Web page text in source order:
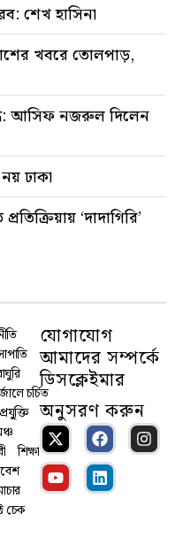
শেখ হাসিনা
খবরে তোলপাড়,
আসিফ নজরুল দিলেন
ঢাকা
‘দাদাগিরি’
চর্চিত
শিক্ষা
চেক
যোগাযোগ
আমাদের সম্পর্কে
ডিসক্লেইমার
অনুসরণ করুন